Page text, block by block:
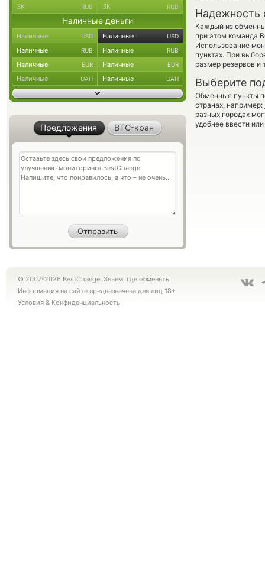
Надежность
Каждый из
при этом команда
Использование
пунктах. При
размер резервов и
Выберите
Обменные пункты
странах, например:
разных городах
удобнее ввести
ЗК RUB ЗК RUB
Наличные деньги
Наличные USD Наличные USD
Наличные RUB Наличные RUB
Наличные EUR Наличные EUR
Наличные UAH Наличные UAH
Предложения BTC-кран
© 2007-2026 BestChange. Знаем, где обменять!
Информация на сайте предназначена для лиц 18+
Условия & Конфиденциальность